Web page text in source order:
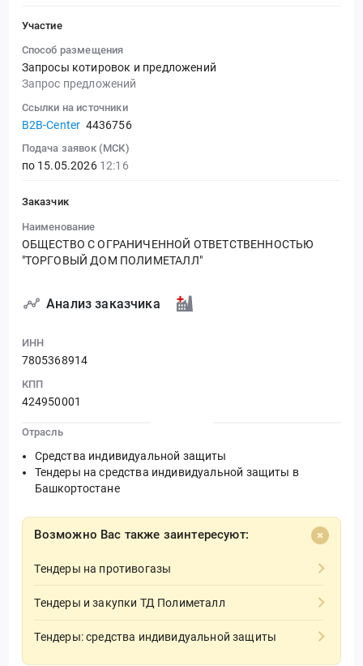
Участие
Способ размещения
Запросы котировок и предложений
Запрос предложений
Ссылки на источники
B2B-Center 4436756
Подача заявок (МСК)
по 15.05.2026 12:16
Заказчик
Наименование
ОБЩЕСТВО С ОГРАНИЧЕННОЙ ОТВЕТСТВЕННОСТЬЮ
"ТОРГОВЫЙ ДОМ ПОЛИМЕТАЛЛ"
Анализ заказчика
ИНН
7805368914
КПП
424950001
Отрасль
Средства индивидуальной защиты
Тендеры на средства индивидуальной защиты в
Башкортостане
Возможно Вас также заинтересуют:
Тендеры на противогазы
Тендеры и закупки ТД Полиметалл
Тендеры: средства индивидуальной защиты